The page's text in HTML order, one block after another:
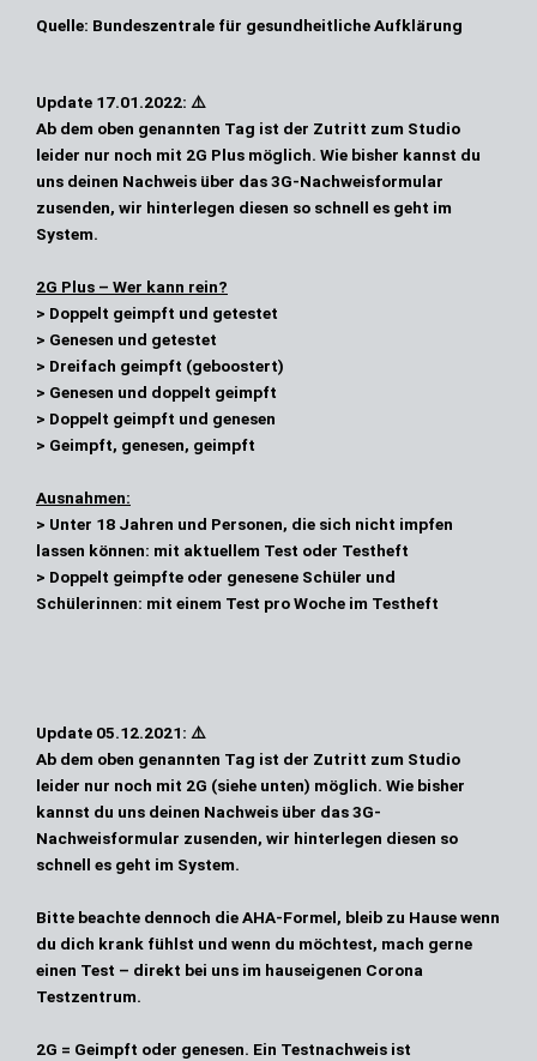
Quelle: Bundeszentrale für gesundheitliche Aufklärung
Update 17.01.2022: ⚠️
Ab dem oben genannten Tag ist der Zutritt zum Studio
leider nur noch mit 2G Plus möglich. Wie bisher kannst du
uns deinen Nachweis über das3G-Nachweisformular
zusenden, wir hinterlegen diesen so schnell es geht im
System.
2G Plus – Wer kann rein?
> Doppelt geimpft und getestet
> Genesen und getestet
> Dreifach geimpft (geboostert)
> Genesen und doppelt geimpft
> Doppelt geimpft und genesen
> Geimpft, genesen, geimpft
Ausnahmen:
> Unter 18 Jahren und Personen, die sich nicht impfen
lassen können: mit aktuellem Test oder Testheft
> Doppelt geimpfte oder genesene Schüler und
Schülerinnen: mit einem Test pro Woche im Testheft
Update 05.12.2021: ⚠️
Ab dem oben genannten Tag ist der Zutritt zum Studio
leider nur noch mit 2G (siehe unten) möglich. Wie bisher
kannst du uns deinen Nachweis über das3G-
Nachweisformular zusenden, wir hinterlegen diesen so
schnell es geht im System.
Bitte beachte dennoch die AHA-Formel, bleib zu Hause wenn
du dich krank fühlst und wenn du möchtest, mach gerne
einen Test – direkt bei uns im hauseigenen Corona
Testzentrum.
2G = Geimpft oder genesen. Ein Testnachweis ist